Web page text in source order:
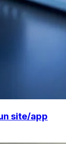
site/app